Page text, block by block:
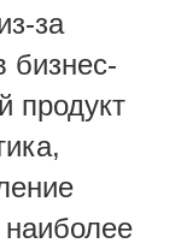
за
бизнес-
продукт